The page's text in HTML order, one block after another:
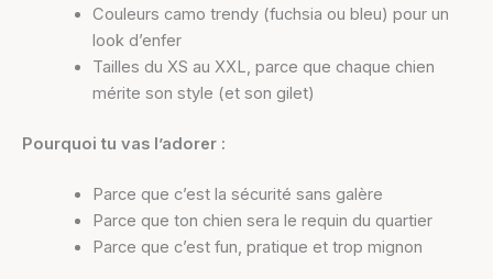
Couleurs camo trendy (fuchsia ou bleu) pour un
look d’enfer
Tailles du XS au XXL, parce que chaque chien
mérite son style (et son gilet)
Pourquoi tu vas l’adorer :
Parce que c’est la sécurité sans galère
Parce que ton chien sera le requin du quartier
Parce que c’est fun, pratique et trop mignon